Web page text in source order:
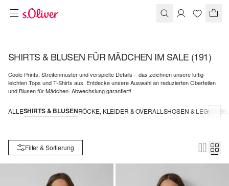
SHIRTS & BLUSEN FÜR MÄDCHEN IM SALE (191)
Coole Prints, Streifenmuster und verspielte Details – das zeichnen unsere luftig-
leichten Tops und T-Shirts aus. Entdecke unsere Auswahl an reduzierten Oberteilen
und Blusen für Mädchen. Abwechslung garantiert!
ALLESHIRTS & BLUSENRÖCKE, KLEIDER & OVERALLSHOSEN & LEGGINGS
Filter & Sortierung